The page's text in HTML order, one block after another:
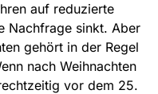
auf reduzierte
Nachfrage sinkt. Aber
gehört in der Regel
nach Weihnachten
vor dem 25.